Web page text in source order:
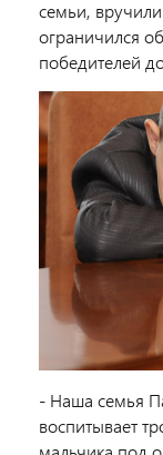
семьи,
ограничился
победителей
- Наша семья
воспитывает